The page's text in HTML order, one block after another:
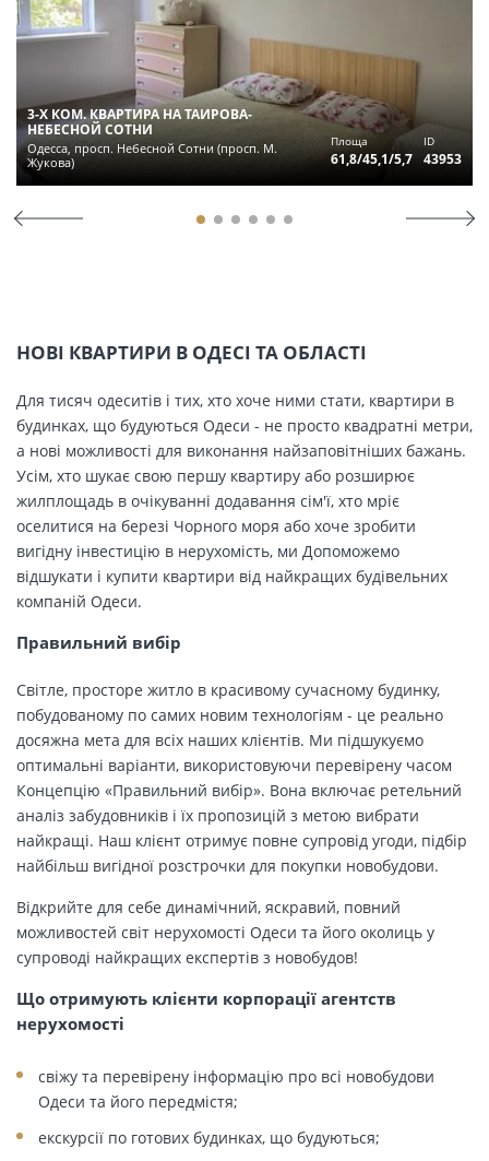
3-Х КОМ. КВАРТИРА НА ТАИРОВА-
НЕБЕСНОЙ СОТНИ
Одесса, просп. Небесной Сотни (просп. М.
Жукова)
Площа
61,8/45,1/5,7
ID
43953
НОВІ КВАРТИРИ В ОДЕСІ ТА ОБЛАСТІ
Для тисяч одеситів і тих, хто хоче ними стати, квартири в
будинках, що будуються Одеси - не просто квадратні метри,
а нові можливості для виконання найзаповітніших бажань.
Усім, хто шукає свою першу квартиру або розширює
жилплощадь в очікуванні додавання сім'ї, хто мріє
оселитися на березі Чорного моря або хоче зробити
вигідну інвестицію в нерухомість, ми Допоможемо
відшукати і купити квартири від найкращих будівельних
компаній Одеси.
Правильний вибір
Світле, просторе житло в красивому сучасному будинку,
побудованому по самих новим технологіям - це реально
досяжна мета для всіх наших клієнтів. Ми підшукуємо
оптимальні варіанти, використовуючи перевірену часом
Концепцію «Правильний вибір». Вона включає ретельний
аналіз забудовників і їх пропозицій з метою вибрати
найкращі. Наш клієнт отримує повне супровід угоди, підбір
найбільш вигідної розстрочки для покупки новобудови.
Відкрийте для себе динамічний, яскравий, повний
можливостей світ нерухомості Одеси та його околиць у
супроводі найкращих експертів з новобудов!
Що отримують клієнти корпорації агентств
нерухомості
свіжу та перевірену інформацію про всі новобудови
Одеси та його передмістя;
екскурсії по готових будинках, що будуються;